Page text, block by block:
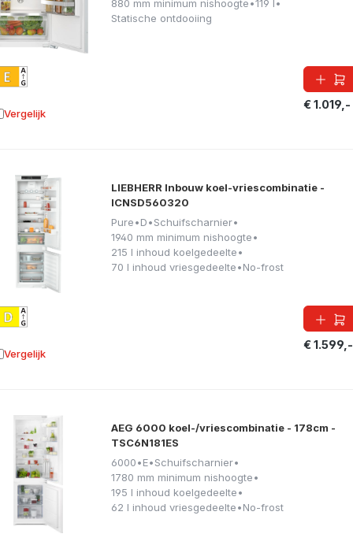
880 mm minimum nishoogte•119 l
•
Statische ontdooiing
€ 1.019,-
Vergelijk aan vergelijking
LIEBHERR Inbouw koel-vriescombinatie -
ICNSD560320
Pure•D•Schuifscharnier•
1940 mm minimum nishoogte•
215 l inhoud koelgedeelte•
70 l inhoud vriesgedeelte•No-frost
€ 1.599,-
Vergelijk aan vergelijking
AEG 6000 koel-/vriescombinatie - 178cm -
TSC6N181ES
6000•E•Schuifscharnier•
1780 mm minimum nishoogte•
195 l inhoud koelgedeelte•
62 l inhoud vriesgedeelte•No-frost